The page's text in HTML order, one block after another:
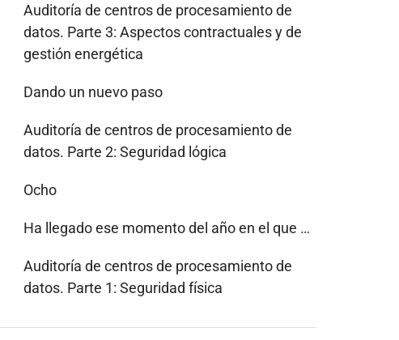
Auditoría de centros de procesamiento de
datos. Parte 3: Aspectos contractuales y de
gestión energética
Dando un nuevo paso
Auditoría de centros de procesamiento de
datos. Parte 2: Seguridad lógica
Ocho
Ha llegado ese momento del año en el que …
Auditoría de centros de procesamiento de
datos. Parte 1: Seguridad física